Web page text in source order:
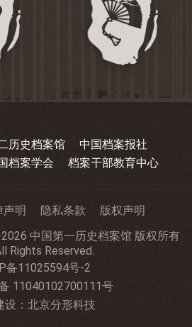
历史档案馆
中国档案报社
档案学会 档案干部教育中心
声明 隐私条款
版权声明
中国第一历史档案馆 版权所有
Rights Reserved.
备11025594号-2
11040102700111号
设 ： 北京分形科技